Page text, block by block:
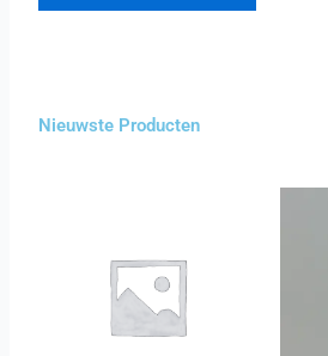
Nieuwste Producten